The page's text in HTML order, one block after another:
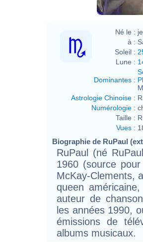
Né le :
à :
Soleil :
Lune :
Dominantes :
Astrologie Chinoise :
Numérologie :
Taille :
Vues :
Biographie de RuPaul
RuPaul (né
1960 (source
McKay-Clements,
queen
auteur de
les années 1990,
émissions de
albums musicaux.